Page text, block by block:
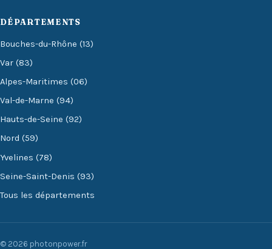
DÉPARTEMENTS
Bouches-du-Rhône (13)
Var (83)
Alpes-Maritimes (06)
Val-de-Marne (94)
Hauts-de-Seine (92)
Nord (59)
Yvelines (78)
Seine-Saint-Denis (93)
Tous les départements
© 2026 photonpower.fr